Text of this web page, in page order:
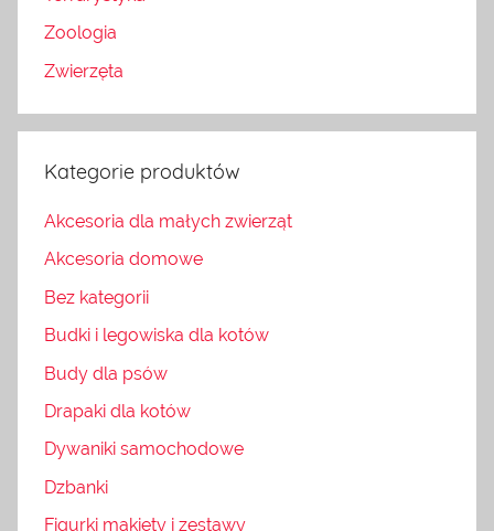
Zoologia
Zwierzęta
Kategorie produktów
Akcesoria dla małych zwierząt
Akcesoria domowe
Bez kategorii
Budki i legowiska dla kotów
Budy dla psów
Drapaki dla kotów
Dywaniki samochodowe
Dzbanki
Figurki makiety i zestawy